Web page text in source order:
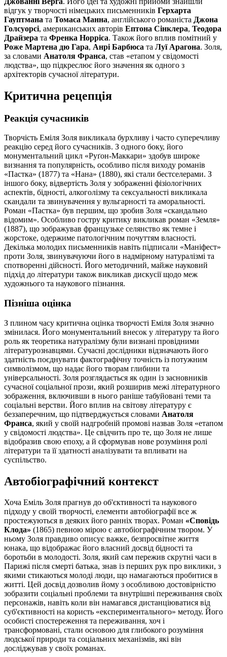
відгук у творчості німецьких письменників Герхарта
Гауптмана та Томаса Манна, англійського романіста Джона
Голсуорсі, американських авторів Ептона Сінклера, Теодора
Драйзера та Френка Норріса. Також його вплив помітний у
Роже Мартена дю Гара, Анрі Барбюса та Луї Арагона. Золя,
за словами Анатоля Франса, став «етапом у свідомості
людства», що підкреслює його значення як одного з
архітекторів сучасної літератури.
Критична рецепція
Реакція сучасників
Творчість Еміля Золя викликала бурхливу і часто суперечливу
реакцію серед його сучасників. З одного боку, його
монументальний цикл «Руґон-Маккари» здобув широке
визнання та популярність, особливо після виходу романів
«Пастка» (1877) та «Нана» (1880), які стали бестселерами. З
іншого боку, відвертість Золя у зображенні фізіологічних
аспектів, бідності, алкоголізму та сексуальності викликала
скандали та звинувачення у вульгарності та аморальності.
Роман «Пастка» був першим, що зробив Золя «скандально
відомим». Особливо гостру критику викликав роман «Земля»
(1887), що зображував французьке селянство як темне і
жорстоке, одержиме патологічним почуттям власності.
Декілька молодих письменників навіть підписали «Маніфест»
проти Золя, звинувачуючи його в надмірному натуралізмі та
спотворенні дійсності. Його методичний, майже науковий
підхід до літератури також викликав дискусії щодо меж
художнього та наукового пізнання.
Пізніша оцінка
З плином часу критична оцінка творчості Еміля Золя значно
змінилася. Його монументальний внесок у літературу та його
роль як теоретика натуралізму були визнані провідними
літературознавцями. Сучасні дослідники відзначають його
здатність поєднувати фактографічну точність із потужним
символізмом, що надає його творам глибини та
універсальності. Золя розглядається як один із засновників
сучасної соціальної прози, який розширив межі літературного
зображення, включивши в нього раніше табуйовані теми та
соціальні верстви. Його вплив на світову літературу є
беззаперечним, що підтверджується словами Анатоля
Франса, який у своїй надгробній промові назвав Золя «етапом
у свідомості людства». Це свідчить про те, що Золя не лише
відобразив свою епоху, а й сформував нове розуміння ролі
літератури та її здатності аналізувати та впливати на
суспільство.
Автобіографічний контекст
Хоча Еміль Золя прагнув до об'єктивності та наукового
підходу у своїй творчості, елементи автобіографії все ж
простежуються в деяких його ранніх творах. Роман «Сповідь
Клода» (1865) певною мірою є автобіографічним твором. У
ньому Золя правдиво описує важке, безпросвітне життя
юнака, що відображає його власний досвід бідності та
боротьби в молодості. Золя, який сам пережив скрутні часи в
Парижі після смерті батька, знав із перших рук про виклики, з
якими стикаються молоді люди, що намагаються пробитися в
житті. Цей досвід дозволив йому з особливою достовірністю
зобразити соціальні проблеми та внутрішні переживання своїх
персонажів, навіть коли він намагався дистанціюватися від
суб'єктивності на користь «експериментального» методу. Його
особисті спостереження та переживання, хоч і
трансформовані, стали основою для глибокого розуміння
людської природи та соціальних механізмів, які він
досліджував у своїх романах.